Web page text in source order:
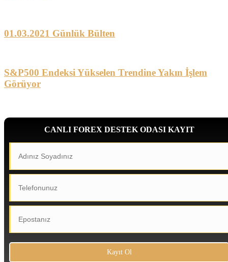
01.03.2021 Günlük Bülten
S&P500 Endeksi Yükselen Trendine Yakın İşlem
Görüyor
CANLI FOREX DESTEK ODASI KAYIT